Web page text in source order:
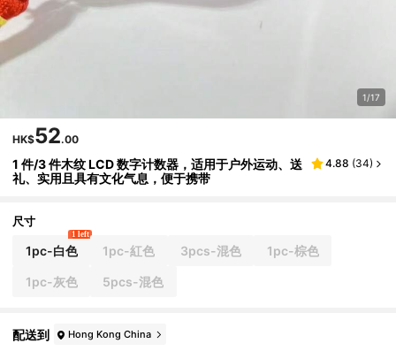
1/17
HK$52.00
1 件/3 件木纹 LCD 数字计数器，适用于户外运动、送
礼、实用且具有文化气息，便于携带
4.88 (34)
尺寸
1pc-白色
1 left
1pc-紅色 3pcs-混色 1pc-棕色
1pc-灰色 5pcs-混色
配送到 Hong Kong China